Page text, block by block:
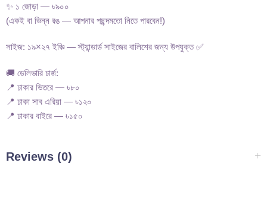
✨ ১ জোড়া — ৳৯০০
(একই বা ভিন্ন রঙ — আপনার পছন্দমতো নিতে পারবেন!)
সাইজ: ১৯×২৭ ইঞ্চি — স্ট্যান্ডার্ড সাইজের বালিশের জন্য উপযুক্ত ✅
🚚 ডেলিভারি চার্জ:
📍 ঢাকার ভিতরে — ৳৮০
📍 ঢাকা সাব এরিয়া — ৳১২০
📍 ঢাকার বাইরে — ৳১৫০
Reviews (0)